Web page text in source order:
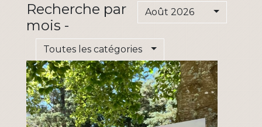
Recherche par
mois -
Août 2026
Toutes les catégories